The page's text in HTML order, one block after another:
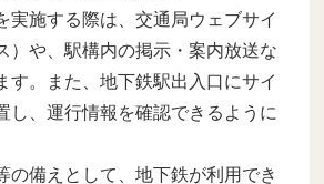
施する際は、交通局ウェブサイ
）や、駅構内の掲示・案内放送な
す。また、地下鉄駅出入口にサイ
し、運行情報を確認できるように
備えとして、地下鉄が利用でき